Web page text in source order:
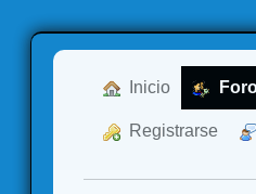
Inicio
Registrarse